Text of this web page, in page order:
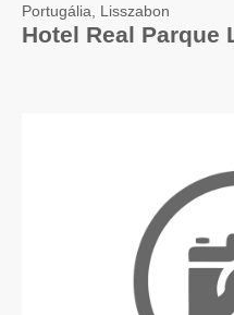
Portugália, Lisszabon
Hotel Real Parque